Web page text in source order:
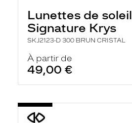
Lunettes de soleil
Signature Krys
SKJ2123-D 300 BRUN CRISTAL
À partir de
49,00 €